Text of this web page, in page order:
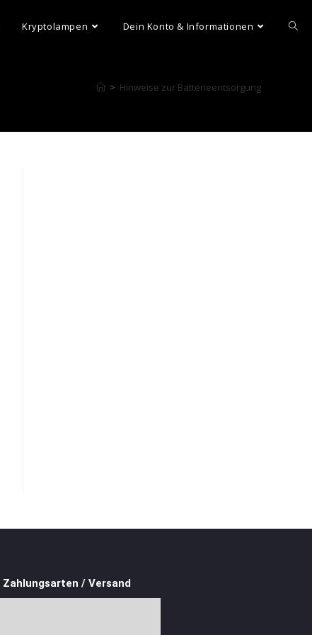
Kryptolampen Dein Konto & Informationen
> Hinweise zur Batterieentsorgung
Zahlungsarten / Versand